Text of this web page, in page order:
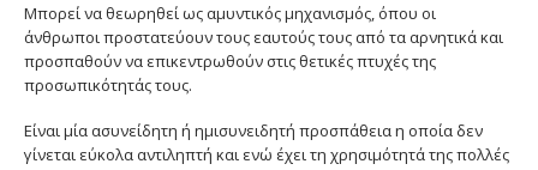
Μπορεί να θεωρηθεί ως αμυντικός μηχανισμός, όπου οι
άνθρωποι προστατεύουν τους εαυτούς τους από τα αρνητικά και
προσπαθούν να επικεντρωθούν στις θετικές πτυχές της
προσωπικότητάς τους.
Είναι μία ασυνείδητη ή ημισυνειδητή προσπάθεια η οποία δεν
γίνεται εύκολα αντιληπτή και ενώ έχει τη χρησιμότητά της πολλές